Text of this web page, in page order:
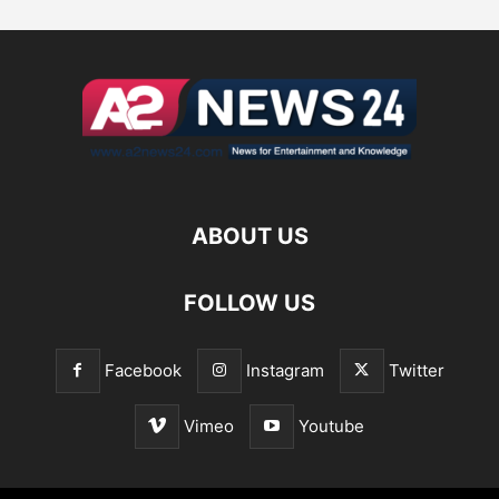
ABOUT US
FOLLOW US
Facebook Instagram Twitter
Vimeo Youtube